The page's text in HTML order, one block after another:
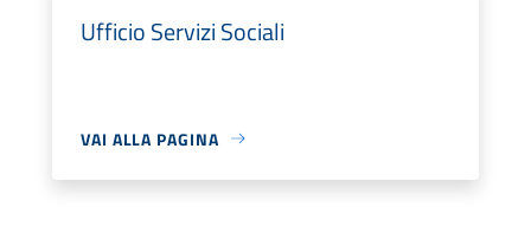
Ufficio Servizi Sociali
VAI ALLA PAGINA